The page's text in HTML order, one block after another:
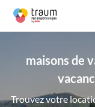
maisons de
Trouvez votre